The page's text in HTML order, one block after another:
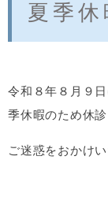
夏季
令和８年８月９
季休暇のため休
ご迷惑をおかけ